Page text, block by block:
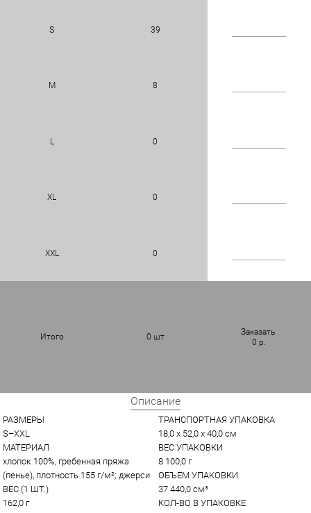
S 39
M 8
L 0
XL 0
XXL 0
Итого 0 шт
Заказать
0 р.
Описание
РАЗМЕРЫ
S–XXL
МАТЕРИАЛ
хлопок 100%, гребенная пряжа
(пенье), плотность 155 г/м²; джерси
ВЕС (1 ШТ.)
162,0 г
ТРАНСПОРТНАЯ УПАКОВКА
18,0 x 52,0 x 40,0 см
ВЕС УПАКОВКИ
8 100,0 г
ОБЪЕМ УПАКОВКИ
37 440,0 см³
КОЛ-ВО В УПАКОВКЕ